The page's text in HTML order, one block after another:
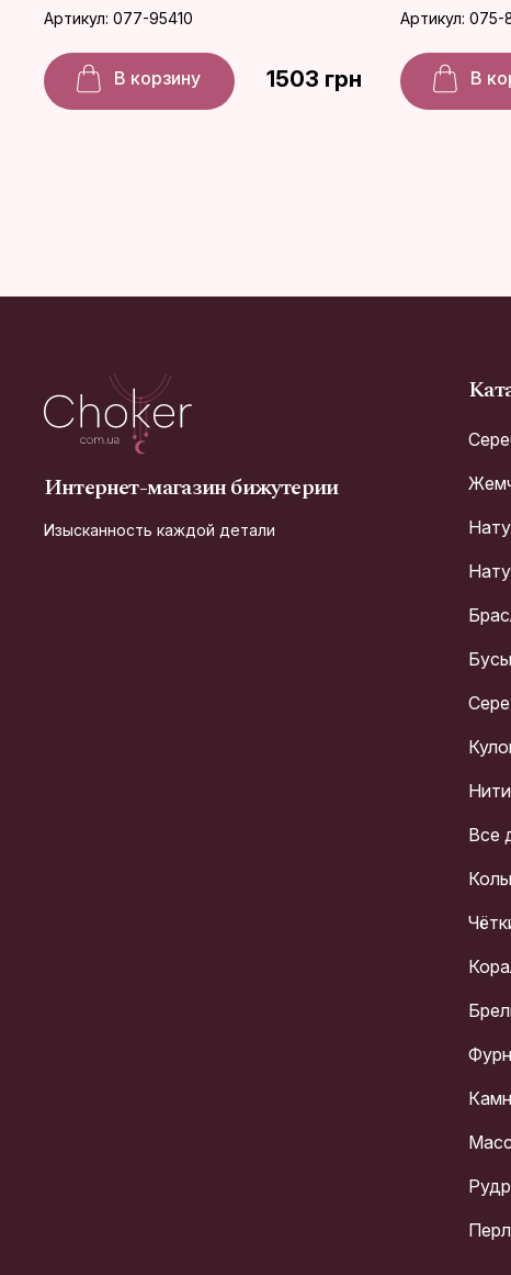
Артикул: 077-95410
В корзину 1503 грн
Артикул: 075-
В
Интернет-магазин бижутерии
Изысканность каждой детали
Бусы
Все